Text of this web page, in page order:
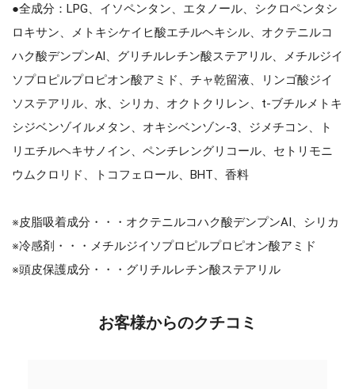
●全成分：LPG、イソペンタン、エタノール、シクロペンタシ
ロキサン、メトキシケイヒ酸エチルヘキシル、オクテニルコ
ハク酸デンプンAl、グリチルレチン酸ステアリル、メチルジイ
ソプロピルプロピオン酸アミド、チャ乾留液、リンゴ酸ジイ
ソステアリル、水、シリカ、オクトクリレン、t-ブチルメトキ
シジベンゾイルメタン、オキシベンゾン-3、ジメチコン、ト
リエチルヘキサノイン、ペンチレングリコール、セトリモニ
ウムクロリド、トコフェロール、BHT、香料
※皮脂吸着成分・・・オクテニルコハク酸デンプンAI、シリカ
※冷感剤・・・メチルジイソプロピルプロピオン酸アミド
※頭皮保護成分・・・グリチルレチン酸ステアリル
お客様からのクチコミ